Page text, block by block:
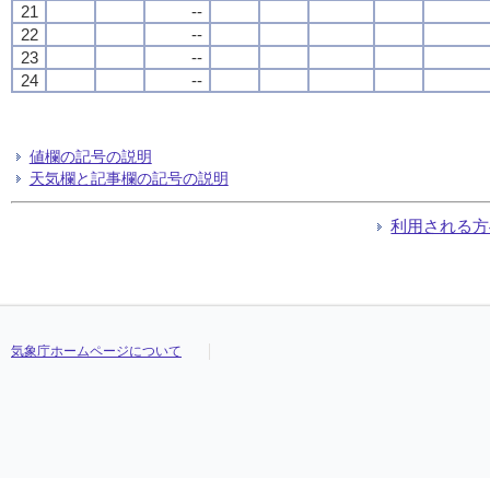
21
--
22
--
23
--
24
--
値欄の記号の説明
天気欄と記事欄の記号の説明
利用される
気象庁ホームページについて